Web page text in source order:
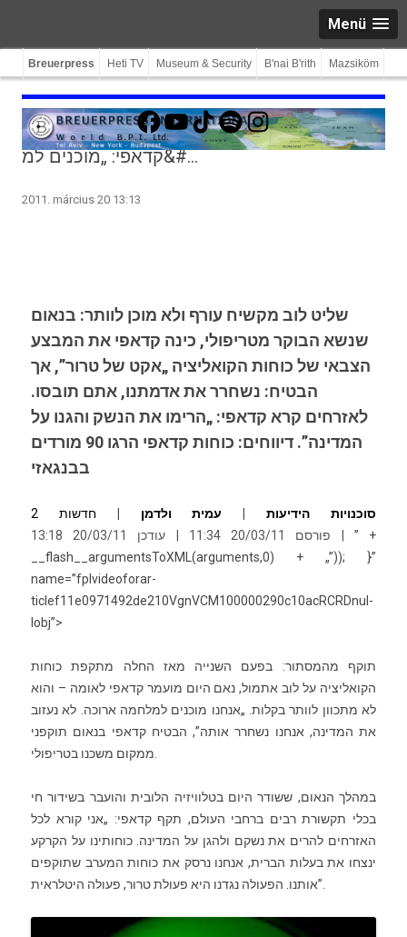
Menü
Breuerpress Heti TV Museum & Security B'nai B'rith Mazsiköm
Facebook
YouTube
TikTokSpotifyInstagram
קדאפי: „מוכנים למ&#…
2011. március 20 13:13
שליט לוב מקשיח עורף ולא מוכן לוותר: בנאום
שנשא הבוקר מטריפולי, כינה קדאפי את המבצע
הצבאי של כוחות הקואליציה „אקט של טרור”, אך
הבטיח: נשחרר את אדמתנו, אתם תובסו.
לאזרחים קרא קדאפי: „הרימו את הנשק והגנו על
המדינה”. דיווחים: כוחות קדאפי הרגו 90 מורדים
בבנגאזי
סוכנויות הידיעות| עמית ולדמן |חדשות 2
| פורסם 20/03/11 11:34 | עודכן 20/03/11 13:18
” +
__flash__ar­gumentsToXML(ar­guments,0) + „”)); }”
name=”fplvideoforar­
ticlef11e0971492de210VgnVCM100000290c10acRCRDnul­
lobj”>
תוקף מהמסתור: בפעם השנייה מאז החלה מתקפת כוחות
הקואליציה על לוב אתמול, נאם היום מועמר קדאפי לאומה – והוא
לא מתכוון לוותר בקלות. „אנחנו מוכנים למלחמה ארוכה. לא נעזוב
את המדינה, אנחנו נשחרר אותה”, הבטיח קדאפי בנאום תוקפני
במהלך הנאום, ששודר היום בטלוויזיה הלובית והועבר בשידור חי
בכלי תקשורת רבים ברחבי העולם, תקף קדאפי: „אני קורא לכל
האזרחים להרים את נשקם ולהגן על המדינה. כוחותינו על הקרקע
ינצחו את בעלות הברית, אנחנו נרסק את כוחות המערב שתוקפים
אותנו. הפעולה נגדנו היא פעולת טרור, פעולה היטלראית”.